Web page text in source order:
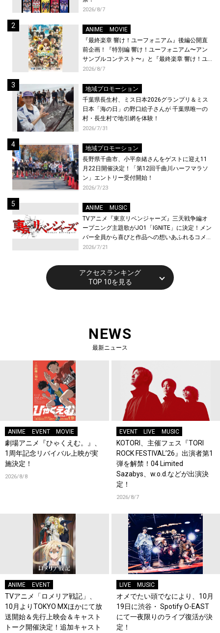
2026/8/7
ANIME
MOVIE
『最終楽章 響け！ユーフォニアム』後編公開直
前企画！『特別編 響け！ユーフォニアム〜アン
サンブルコンテスト〜』と『最終楽章 響け！ユ
ーフォニアム』前編の一挙上映が決定！
2026/8/7
地域プロモーション
千葉県長生村、ミス日本2026グランプリ＆ミス
日本「海の日」の野口絵子さんが 千葉県唯一の
村・長生村で地引網を体験！
2026/7/31
地域プロモーション
長野県千曲市、小平奈緒さんをゲストに迎え11
月22日開催決定！「第12回千曲川ハーフマラソ
ン」エントリー受付開始！
2026/7/23
ANIME
MUSIC
TVアニメ『東京リベンジャーズ』三天戦争編オ
ープニング主題歌がJO1「IGNITE」に決定！メン
バー全員から喜びと作品への想いあふれるコメン
トが到着！9月に東京・大阪で先行上映会を開
2026/7/21
アクセスランキング
TOP 10を見る
NEWS
最新ニュース
ANIME EVENT MOVIE
劇場アニメ『ひゃくえむ。』、
1周年記念リバイバル上映が実
施決定！
2026/8/8
EVENT LIVE MUSIC
KOTORI、主催フェス『TORI
ROCK FESTIVAL’26』出演者第1
弾を解禁！04 Limited
Sazabys、w.o.d.などが出演決
定！
2026/8/7
ANIME EVENT
TVアニメ「ロメリア戦記」、
10月よりTOKYO MXほかにて放
送開始＆先行上映会＆キャスト
トーク開催決定！追加キャスト
LIVE MUSIC
オメでたい頭でなにより、10月
19日に渋谷・ Spotify O-EAST
にて一夜限りのライブ復活が決
定！